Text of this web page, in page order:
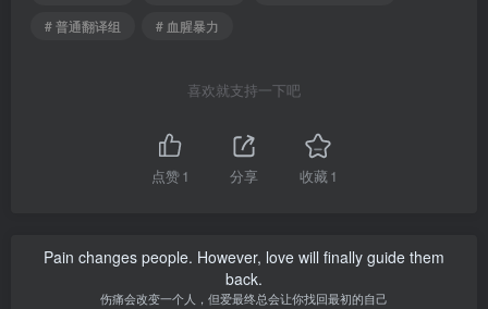
# 普通翻译组
# 血腥暴力
喜欢就支持一下吧
点赞1 分享 收藏1
Pain changes people. However, love will finally guide them
back.
伤痛会改变一个人，但爱最终总会让你找回最初的自己